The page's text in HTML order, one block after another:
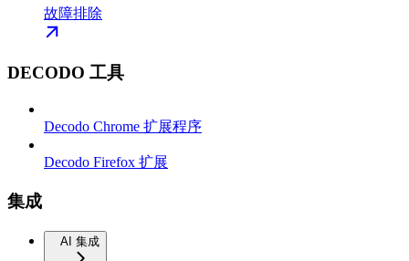
故障排除
DECODO 工具
Decodo Chrome 扩展程序
Decodo Firefox 扩展
集成
AI 集成